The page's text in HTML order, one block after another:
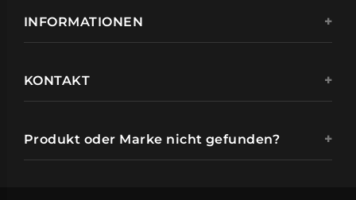
INFORMATIONEN
KONTAKT
Produkt oder Marke nicht gefunden?